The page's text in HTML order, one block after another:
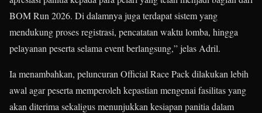
BOM Run 2026. Di dalamnya juga terdapat sistem yang
mendukung proses registrasi, pencatatan waktu lomba, hingga
pelayanan peserta selama event berlangsung,” jelas Adril.
Ia menambahkan, peluncuran Official Race Pack dilakukan lebih
awal agar peserta memperoleh kepastian mengenai fasilitas yang
akan diterima sekaligus menunjukkan kesiapan panitia dalam